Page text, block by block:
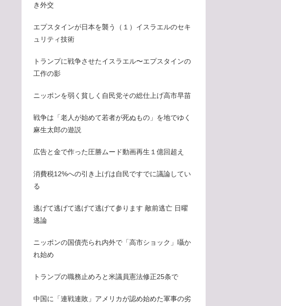
き外交
エプスタインが日本を襲う（１）イスラエルのセキ
ュリティ技術
トランプに戦争させたイスラエル〜エプスタインの
工作の影
ニッポンを弱く貧しく自民党その総仕上げ高市早苗
戦争は「老人が始めて若者が死ぬもの」を地でゆく
麻生太郎の遊説
広告と金で作った圧勝ムード動画再生１億回超え
消費税12%への引き上げは自民ですでに議論してい
る
逃げて逃げて逃げて逃げて参ります 敵前逃亡 日曜
逃論
ニッポンの国債売られ内外で「高市ショック」囁か
れ始め
トランプの職務止めろと米議員憲法修正25条で
中国に「連戦連敗」アメリカが認め始めた軍事の劣